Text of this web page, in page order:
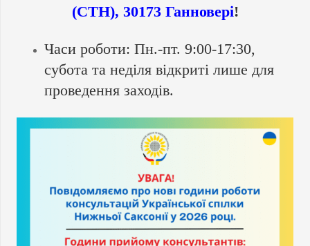
(CTH), 30173 Ганновері!
Часи роботи: Пн.-пт. 9:00-17:30,
субота та неділя відкриті лише для
проведення заходів.